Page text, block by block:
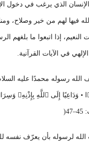
الذي يرغب في دخول
فيها لهم من خير وصلاح،
النعيم، إذا اتبعوا ما بلغهم
الإلهي في الآيات القرآنية.
الله رسوله محمدًا عليه
• وَدَاعِيًا إِلَى ٱللَّهِ
لرسوله بأن يعرّف نفسه